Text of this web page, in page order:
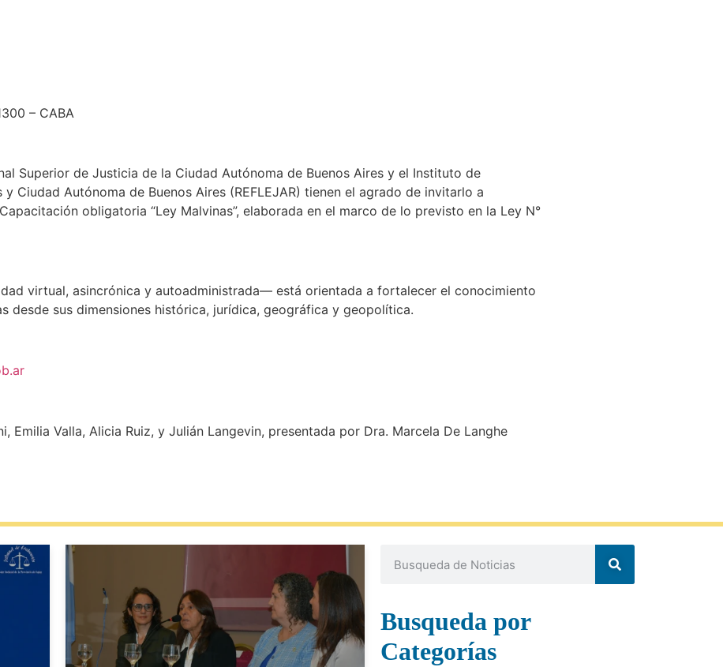
– CABA
Superior de Justicia de la Ciudad Autónoma de Buenos Aires y el Instituto de
Ciudad Autónoma de Buenos Aires (REFLEJAR) tienen el agrado de invitarlo a
obligatoria “Ley Malvinas”, elaborada en el marco de lo previsto en la Ley N°
virtual, asincrónica y autoadministrada— está orientada a fortalecer el conocimiento
desde sus dimensiones histórica, jurídica, geográfica y geopolítica.
Emilia Valla, Alicia Ruiz, y Julián Langevin, presentada por Dra. Marcela De Langhe
Busqueda por
Categorías